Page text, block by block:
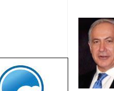
שבוע טוב לכל
הגולשים באשר